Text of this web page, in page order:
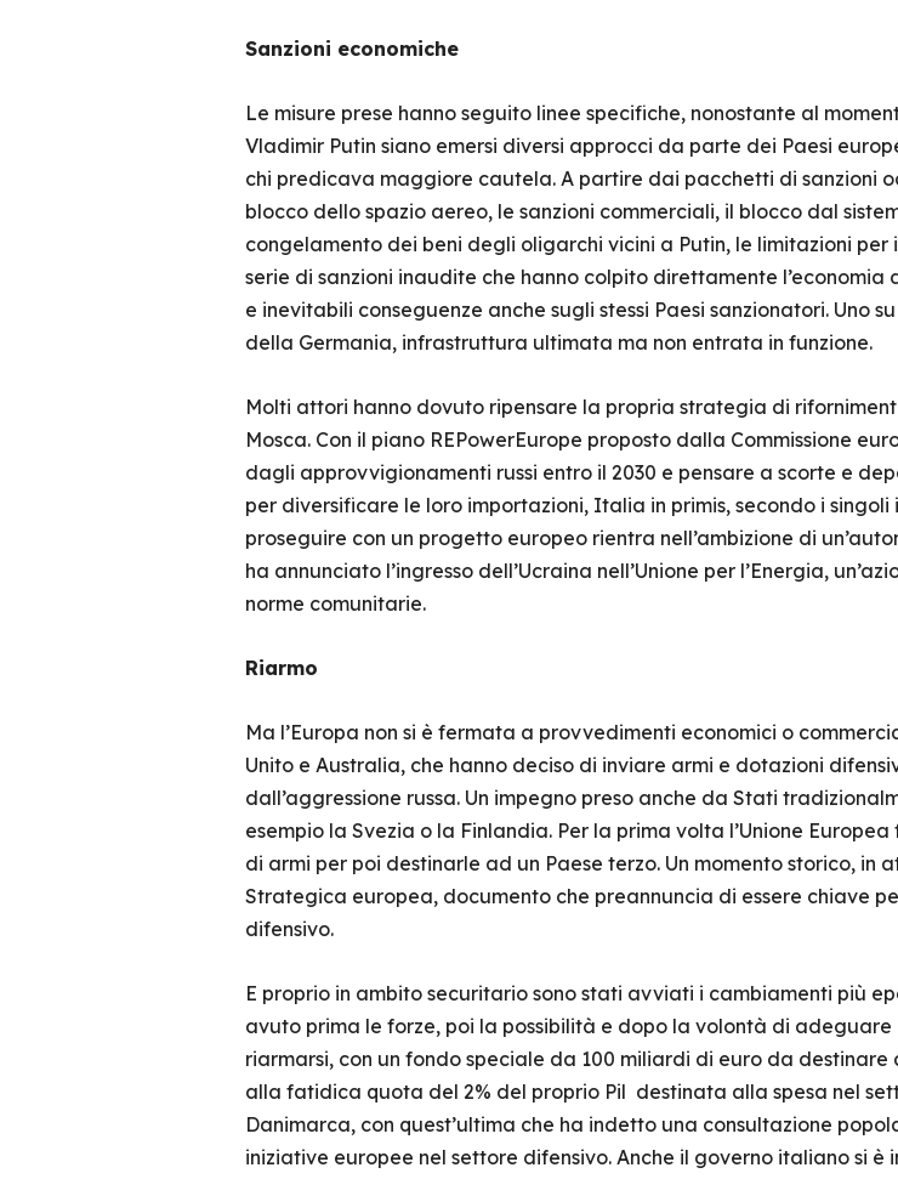
Sanzioni economiche
Le misure prese hanno seguito linee specifiche, nonostante al
Vladimir Putin siano emersi diversi approcci da parte dei Paesi
chi predicava maggiore cautela. A partire dai pacchetti di sanzioni
blocco dello spazio aereo, le sanzioni commerciali, il blocco dal
congelamento dei beni degli oligarchi vicini a Putin, le limitazioni
serie di sanzioni inaudite che hanno colpito direttamente
e inevitabili conseguenze anche sugli stessi Paesi sanzionatori.
della Germania, infrastruttura ultimata ma non entrata in funzione.
Molti attori hanno dovuto ripensare la propria strategia di
Mosca. Con il piano REPowerEurope proposto dalla Commissione
dagli approvvigionamenti russi entro il 2030 e pensare a scorte e
per diversificare le loro importazioni, Italia in primis, secondo i singoli
proseguire con un progetto europeo rientra nell’ambizione di
ha annunciato l’ingresso dell’Ucraina nell’Unione per l’Energia,
norme comunitarie.
Riarmo
Ma l’Europa non si è fermata a provvedimenti economici o
Unito e Australia, che hanno deciso di inviare armi e dotazioni
dall’aggressione russa. Un impegno preso anche da Stati
esempio la Svezia o la Finlandia. Per la prima volta l’Unione
di armi per poi destinarle ad un Paese terzo. Un momento storico, in
Strategica europea, documento che preannuncia di essere chiave
difensivo.
E proprio in ambito securitario sono stati avviati i cambiamenti più
avuto prima le forze, poi la possibilità e dopo la volontà di
riarmarsi, con un fondo speciale da 100 miliardi di euro da
alla fatidica quota del 2% del proprio Pil destinata alla spesa nel
Danimarca, con quest’ultima che ha indetto una consultazione
iniziative europee nel settore difensivo. Anche il governo italiano si